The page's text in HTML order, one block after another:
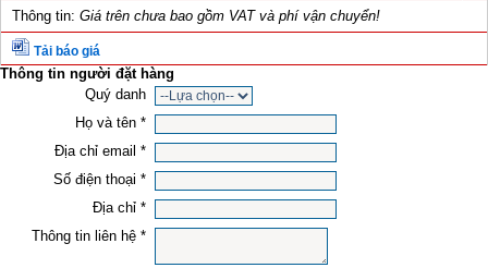
Thông tin: Giá trên chưa bao gồm VAT và phí vận chuyển!
Tải báo giá
Thông tin người đặt hàng
Quý danh
Họ và tên *
Địa chỉ email *
Số điện thoại *
Địa chỉ *
Thông tin liên hệ *